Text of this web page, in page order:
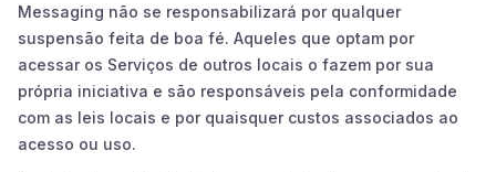
Messaging não se responsabilizará por qualquer
suspensão feita de boa fé. Aqueles que optam por
acessar os Serviços de outros locais o fazem por sua
própria iniciativa e são responsáveis pela conformidade
com as leis locais e por quaisquer custos associados ao
acesso ou uso.